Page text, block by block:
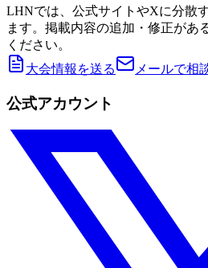
LHNでは、公式サイトやXに分散
ます。掲載内容の追加・修正があ
ください。
大会情報を送る
メールで相
公式アカウント